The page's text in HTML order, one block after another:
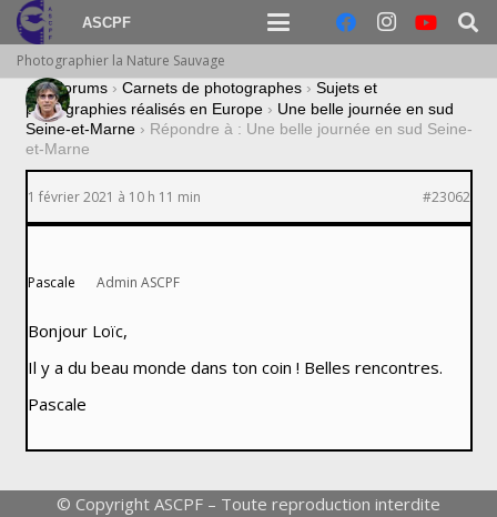
ASCPF
Photographier la Nature Sauvage
› Forums › Carnets de photographes › Sujets et
photographies réalisés en Europe › Une belle journée en sud
Seine-et-Marne › Répondre à : Une belle journée en sud Seine-
et-Marne
1 février 2021 à 10 h 11 min #23062
Pascale Admin ASCPF
Bonjour Loïc,
Il y a du beau monde dans ton coin ! Belles rencontres.
Pascale
© Copyright ASCPF – Toute reproduction interdite